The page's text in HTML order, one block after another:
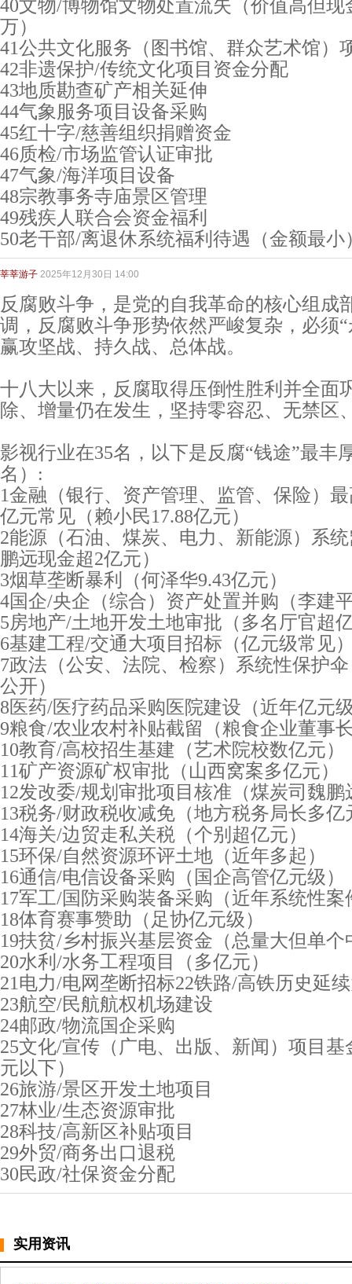
40文物/博物馆文物处置流失（价值高但
万）
41公共文化服务（图书馆、群众艺术馆）
42非遗保护/传统文化项目资金分配
43地质勘查矿产相关延伸
44气象服务项目设备采购
45红十字/慈善组织捐赠资金
46质检/市场监管认证审批
47气象/海洋项目设备
48宗教事务寺庙景区管理
49残疾人联合会资金福利
50老干部/离退休系统福利待遇（金额最小
莘莘游子 2025年12月30日 14:00
反腐败斗争，是党的自我革命的核心组成
调，反腐败斗争形势依然严峻复杂，必须
赢攻坚战、持久战、总体战。
十八大以来，反腐取得压倒性胜利并全面
除、增量仍在发生，坚持零容忍、无禁区
影视行业在35名，以下是反腐“钱途”最丰
名）:
1金融（银行、资产管理、监管、保险）
亿元常见（赖小民17.88亿元）
2能源（石油、煤炭、电力、新能源）系
鹏远现金超2亿元）
3烟草垄断暴利（何泽华9.43亿元）
4国企/央企（综合）资产处置并购（李建
5房地产/土地开发土地审批（多名厅官超
6基建工程/交通大项目招标（亿元级常见
7政法（公安、法院、检察）系统性保护
公开）
8医药/医疗药品采购医院建设（近年亿元
9粮食/农业农村补贴截留（粮食企业董事
10教育/高校招生基建（艺术院校数亿元）
11矿产资源矿权审批（山西窝案多亿元）
12发改委/规划审批项目核准（煤炭司魏鹏
13税务/财政税收减免（地方税务局长多亿
14海关/边贸走私关税（个别超亿元）
15环保/自然资源环评土地（近年多起）
16通信/电信设备采购（国企高管亿元级）
17军工/国防采购装备采购（近年系统性案
18体育赛事赞助（足协亿元级）
19扶贫/乡村振兴基层资金（总量大但单个
20水利/水务工程项目（多亿元）
21电力/电网垄断招标22铁路/高铁历史延
23航空/民航航权机场建设
24邮政/物流国企采购
25文化/宣传（广电、出版、新闻）项目
元以下）
26旅游/景区开发土地项目
27林业/生态资源审批
28科技/高新区补贴项目
29外贸/商务出口退税
30民政/社保资金分配
实用资讯